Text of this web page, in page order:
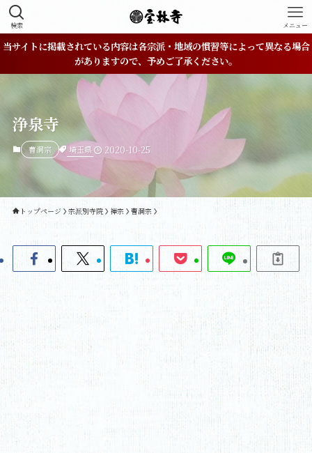
検索 メニュー
当サイトに掲載されている内容は各宗派・地域の慣習等によって異なる場合
がありますので、予めご了承ください。
浄泉寺
曹洞宗 埼玉県 2020-10-25
トップページ 宗派別寺院 禅宗 曹洞宗